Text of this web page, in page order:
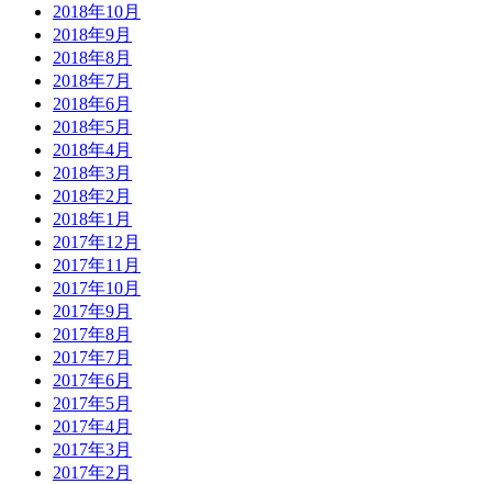
2018年10月
2018年9月
2018年8月
2018年7月
2018年6月
2018年5月
2018年4月
2018年3月
2018年2月
2018年1月
2017年12月
2017年11月
2017年10月
2017年9月
2017年8月
2017年7月
2017年6月
2017年5月
2017年4月
2017年3月
2017年2月